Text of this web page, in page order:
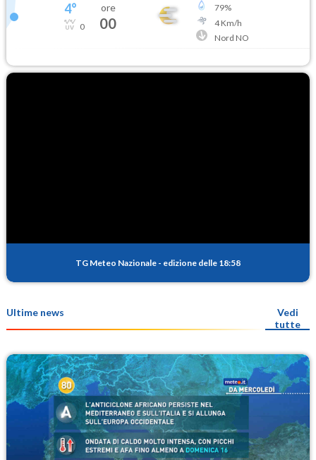
4°
0
ore
00
79%
4Km/h
Nord NO
TG Meteo Nazionale - edizione delle 18:58
Ultime news
Vedi
tutte